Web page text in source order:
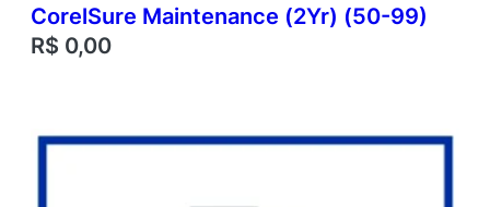
CorelSure Maintenance (2Yr) (50-99)
R$ 0,00